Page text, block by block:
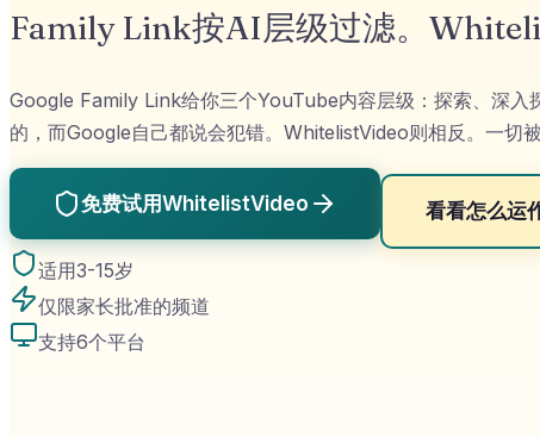
Family Link按AI层级过滤。
Google Family Link给你三个YouTube内容层级：探索、深
的，而Google自己都说会犯错。WhitelistVideo则相反。一切
免费试用WhitelistVideo 看看怎么运
适用3-15岁
仅限家长批准的频道
支持6个平台